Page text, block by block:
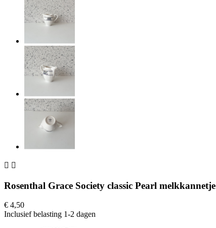
 
Rosenthal Grace Society classic Pearl melkkannetje
€ 4,50
Inclusief belasting 1-2 dagen